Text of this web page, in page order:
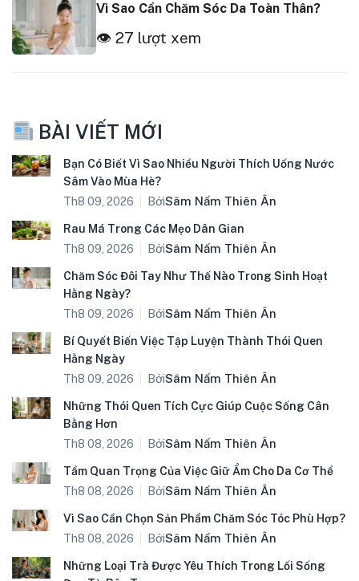
Vì Sao Cần Chăm Sóc Da Toàn Thân?
👁 27 lượt xem
BÀI VIẾT MỚI
Bạn Có Biết Vì Sao Nhiều Người Thích Uống Nước
Sâm Vào Mùa Hè?
Th8 09, 2026
BởiSâm Nấm Thiên Ân
Rau Má Trong Các Mẹo Dân Gian
Th8 09, 2026
BởiSâm Nấm Thiên Ân
Chăm Sóc Đôi Tay Như Thế Nào Trong Sinh Hoạt
Hằng Ngày?
Th8 09, 2026
BởiSâm Nấm Thiên Ân
Bí Quyết Biến Việc Tập Luyện Thành Thói Quen
Hằng Ngày
Th8 09, 2026
BởiSâm Nấm Thiên Ân
Những Thói Quen Tích Cực Giúp Cuộc Sống Cân
Bằng Hơn
Th8 08, 2026
BởiSâm Nấm Thiên Ân
Tầm Quan Trọng Của Việc Giữ Ẩm Cho Da Cơ Thể
Th8 08, 2026
BởiSâm Nấm Thiên Ân
Vì Sao Cần Chọn Sản Phẩm Chăm Sóc Tóc Phù Hợp?
Th8 08, 2026
BởiSâm Nấm Thiên Ân
Những Loại Trà Được Yêu Thích Trong Lối Sống